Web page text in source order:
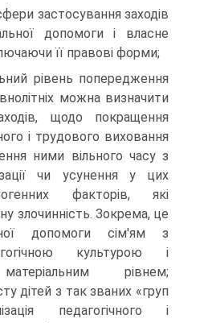
застосування заходів
допомоги і власне
її правові форми;
рівень попередження
можна визначити
щодо покращення
і трудового виховання
ними вільного часу з
чи усунення у цих
факторів, які
злочинність. Зокрема, це
допомоги сім'ям з
культурою і
рівнем;
дітей з так званих «груп
педагогічного і